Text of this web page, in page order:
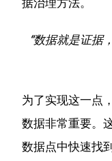
“数据就是证据
为了实现这一点
数据非常重要。
数据点中快速找